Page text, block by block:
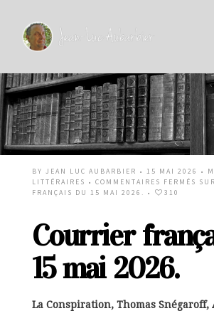
BY JEAN LUC AUBARBIER • 15 MAI 2026 •
LITTÉRAIRES • COMMENTAIRES FERMÉS
FRANÇAIS DU 15 MAI 2026. • 310
Courrier
15 mai 2026.
La Conspiration, Thomas